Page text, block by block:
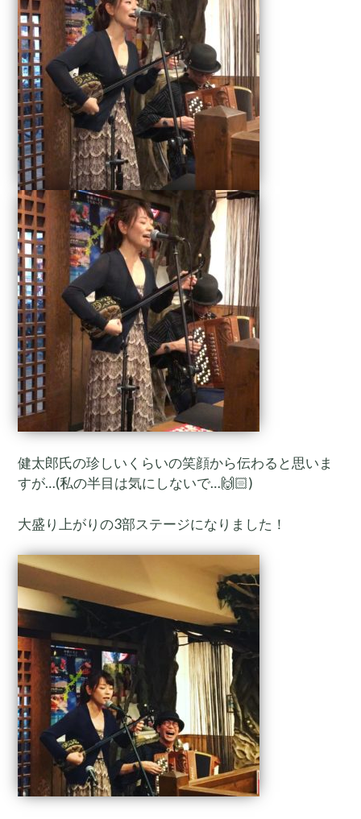
健太郎氏の珍しいくらいの笑顔から伝わると思いま
すが…(私の半目は気にしないで…🙌🏻)
大盛り上がりの3部ステージになりました！